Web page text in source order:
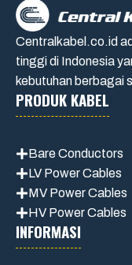
Centralkabel.co.id
tinggi di Indonesia
kebutuhan berbagai
PRODUK KABEL
Bare Conductors
LV Power Cables
MV Power Cables
HV Power Cables
INFORMASI